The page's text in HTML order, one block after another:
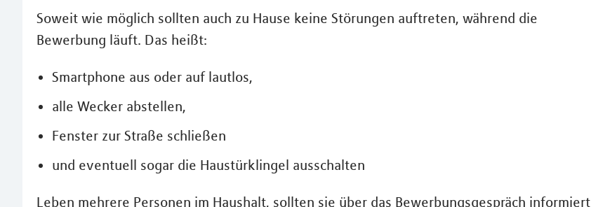
Soweit wie möglich sollten auch zu Hause keine Störungen auftreten, während die
Bewerbung läuft. Das heißt:
Smartphone aus oder auf lautlos,
alle Wecker abstellen,
Fenster zur Straße schließen
und eventuell sogar die Haustürklingel ausschalten
Leben mehrere Personen im Haushalt, sollten sie über das Bewerbungsgespräch informiert